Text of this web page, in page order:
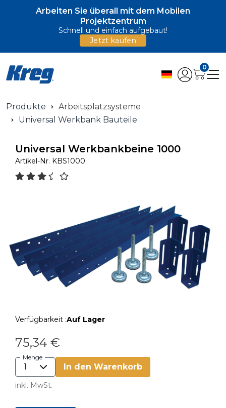
Arbeiten Sie überall mit dem Mobilen
Projektzentrum
Schnell und einfach aufgebaut!
Jetzt kaufen
0
Produkte
Arbeitsplatzsysteme
Universal Werkbank Bauteile
Universal Werkbankbeine 1000
Artikel-Nr. KBS1000
Verfügbarkeit :Auf Lager
75,34 €
Menge
In den Warenkorb
inkl. MwSt.